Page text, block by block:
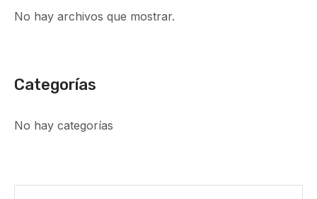
No hay archivos que mostrar.
Categorías
No hay categorías